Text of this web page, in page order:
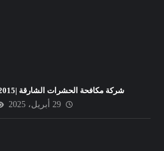
شركة مكافحة الحشرات الشارقة |0526402015|شركة المجد
29 أبريل، 2025